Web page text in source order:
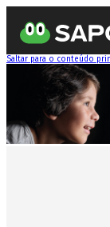
Saltar para o conteúdo